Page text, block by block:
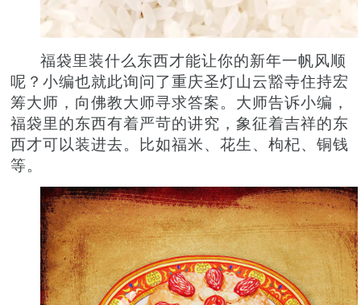
福袋里装什么东西才能让你的新年一帆风顺
呢？小编也就此询问了重庆圣灯山云豁寺住持宏
筹大师，向佛教大师寻求答案。大师告诉小编，
福袋里的东西有着严苛的讲究，象征着吉祥的东
西才可以装进去。比如福米、花生、枸杞、铜钱
等。